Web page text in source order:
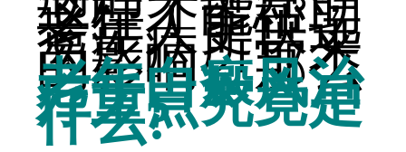
这样才能帮助
老年人更快远
离疾病所带来
的影响。那么
老年白癜风治
疗重点究竟是
什么?